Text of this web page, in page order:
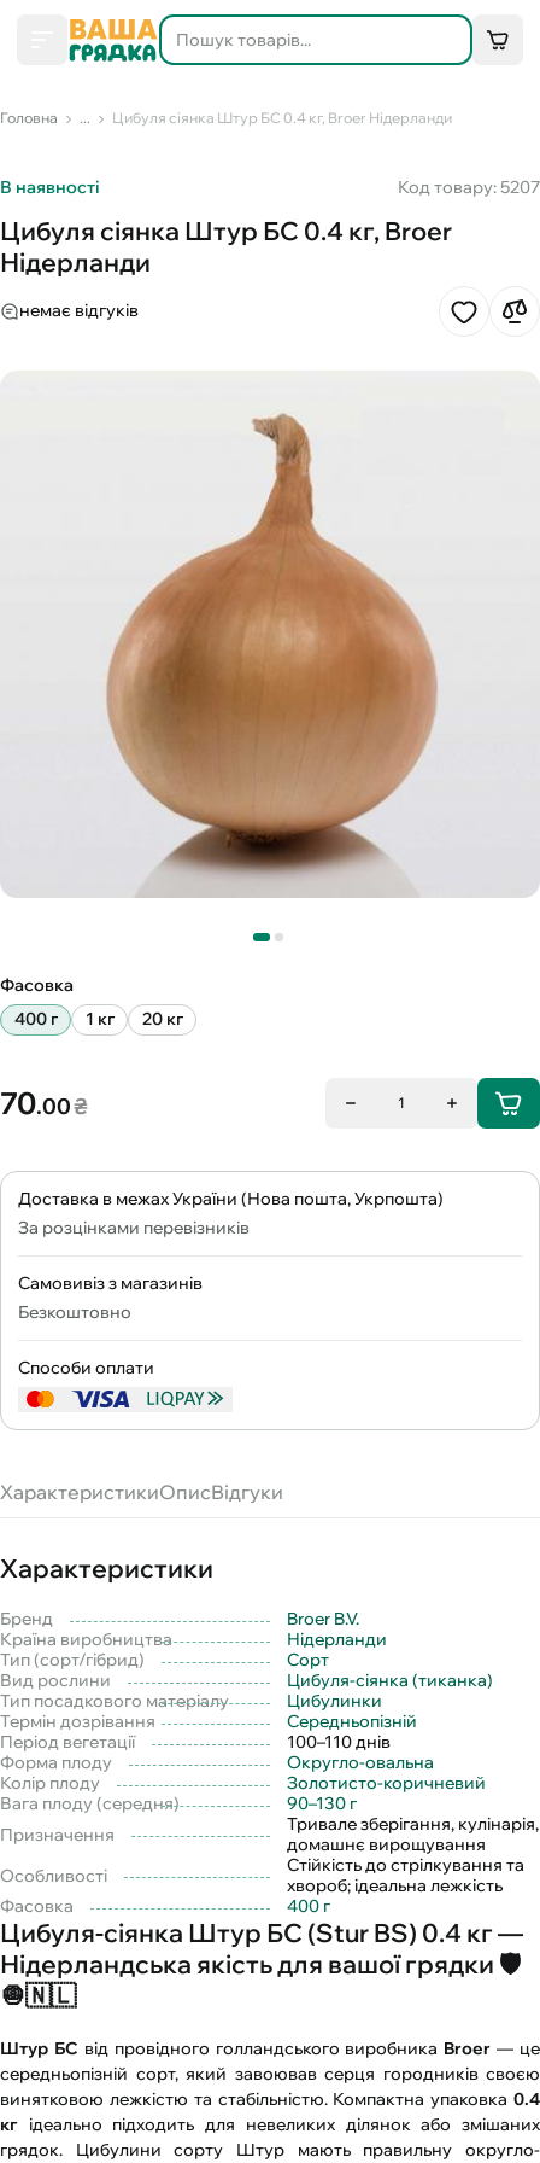
Головна ... Цибуля сіянка Штур БС 0.4 кг, Broer Нідерланди
В наявності Код товару: 5207
Цибуля сіянка Штур БС 0.4 кг, Broer
Нідерланди
немає відгуків
Фасовка
400 г
1 кг 20 кг
70.00₴ 1
Доставка в межах України (Нова пошта, Укрпошта)
За розцінками перевізників
Самовивіз з магазинів
Безкоштовно
Способи оплати
ХарактеристикиОписВідгуки
Характеристики
Бренд
Broer B.V.
Країна виробництва
Нідерланди
Тип (сорт/гібрид)
Сорт
Вид рослини
Цибуля-сіянка (тиканка)
Тип посадкового матеріалу
Цибулинки
Термін дозрівання
Середньопізній
Період вегетації
100–110 днів
Форма плоду
Округло-овальна
Колір плоду
Золотисто-коричневий
Вага плоду (середня)
90–130 г
Призначення
Тривале зберігання, кулінарія,
домашнє вирощування
Особливості
Стійкість до стрілкування та
хвороб; ідеальна лежкість
Фасовка
400 г
Цибуля-сіянка Штур БС (Stur BS) 0.4 кг —
Нідерландська якість для вашої грядки 🛡️
🧅🇳🇱
Штур БС від провідного голландського виробника Broer — це
середньопізній сорт, який завоював серця городників своєю
винятковою лежкістю та стабільністю. Компактна упаковка 0.4
кг ідеально підходить для невеликих ділянок або змішаних
грядок. Цибулини сорту Штур мають правильну округло-